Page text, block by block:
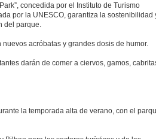
concedida por el Instituto de Turismo
por la UNESCO, garantiza la sostenibilidad
del parque.
acróbatas y grandes dosis de humor.
darán de comer a ciervos, gamos,
la temporada alta de verano, con el